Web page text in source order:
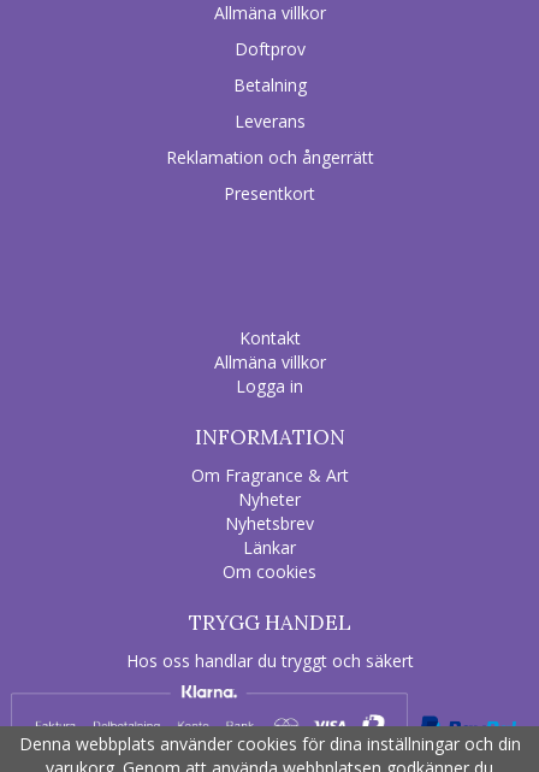
Allmäna villkor
Doftprov
Betalning
Leverans
Reklamation och ångerrätt
Presentkort
Kontakt
Allmäna villkor
Logga in
INFORMATION
Om Fragrance & Art
Nyheter
Nyhetsbrev
Länkar
Om cookies
TRYGG HANDEL
Hos oss handlar du tryggt och säkert
Denna webbplats använder cookies för dina inställningar och din